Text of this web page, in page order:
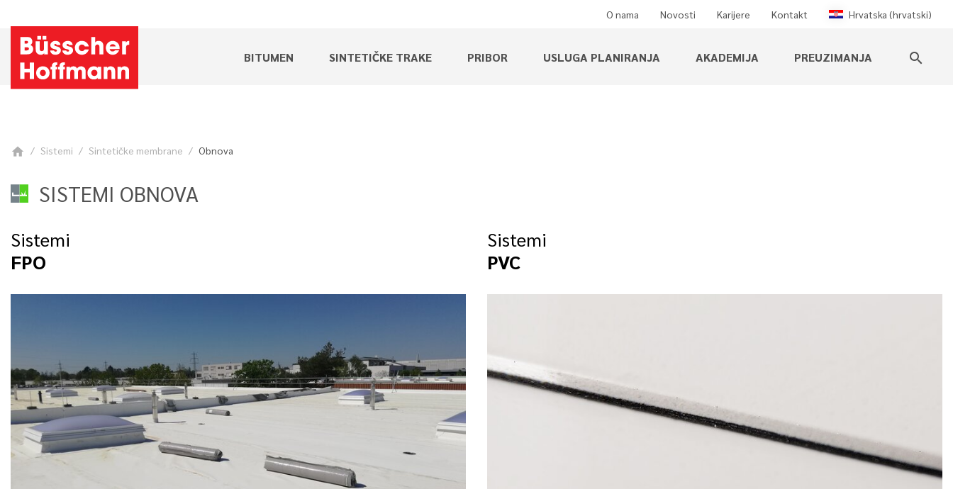
O nama Novosti Karijere Kontakt Hrvatska (hrvatski)
BITUMEN SINTETIČKE TRAKE PRIBOR USLUGA PLANIRANJA AKADEMIJA PREUZIMANJA search
home Sistemi Sintetičke membrane Obnova
SISTEMI OBNOVA
Sistemi
FPO
Sistemi
PVC